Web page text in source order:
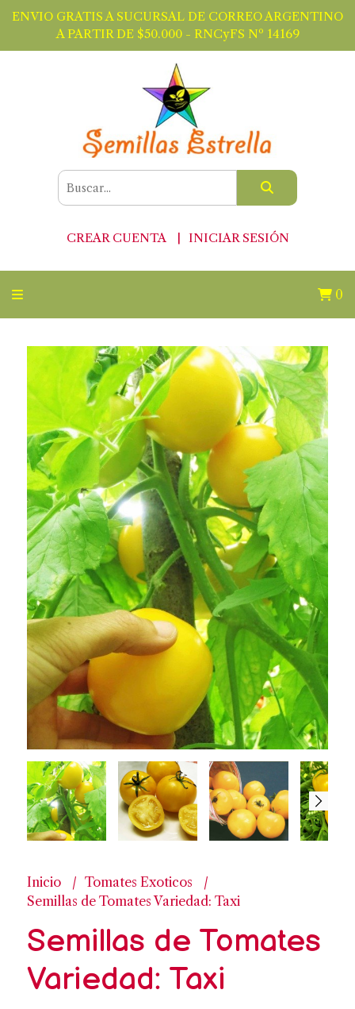
ENVIO GRATIS A SUCURSAL DE CORREO ARGENTINO
A PARTIR DE $50.000 - RNCyFS Nº 14169
CREAR CUENTA INICIAR SESIÓN
0
Inicio
Tomates Exoticos
Semillas de Tomates Variedad: Taxi
Semillas de Tomates
Variedad: Taxi